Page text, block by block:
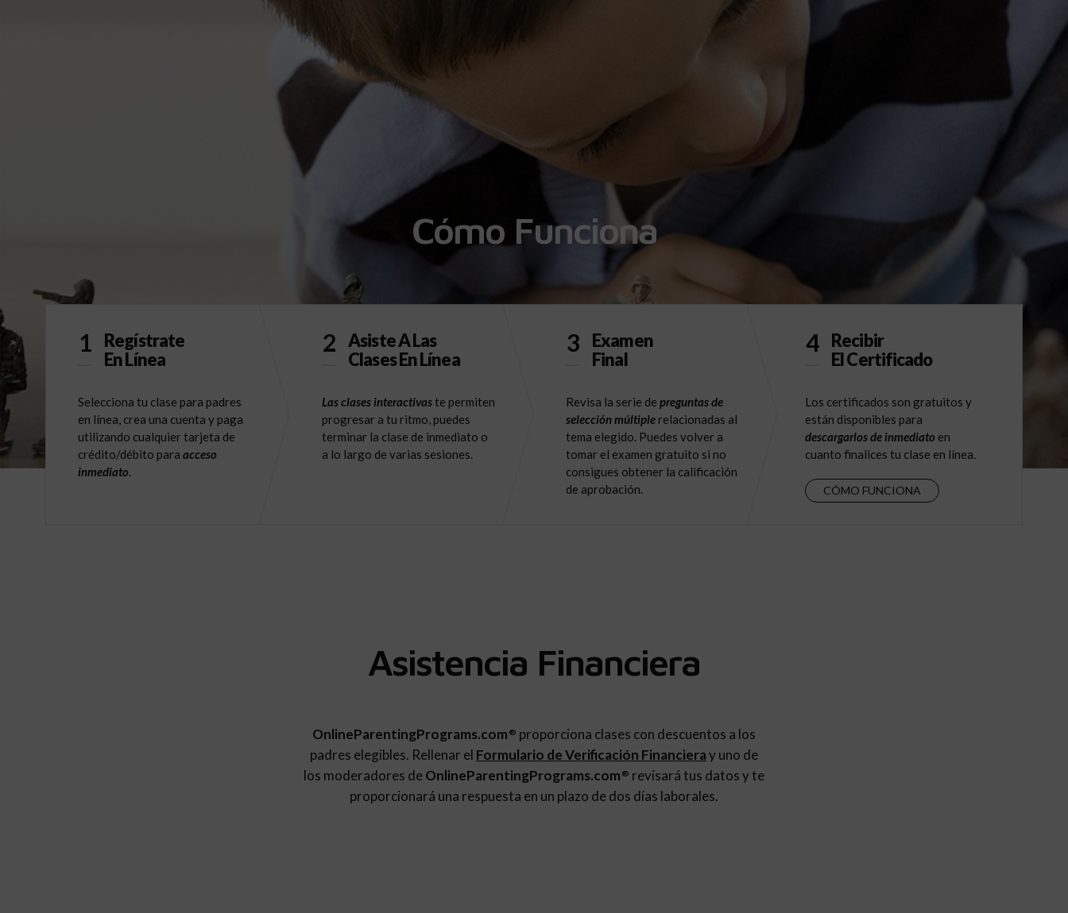
Cómo Funciona
1
Regístrate
En Línea
Selecciona tu clase para padres
en línea, crea una cuenta y paga
utilizando cualquier tarjeta de
crédito/débito para acceso
inmediato.
2 Asiste A Las
Clases En Línea
Las clases interactivaste permiten
progresar a tu ritmo, puedes
terminar la clase de inmediato o
a lo largo de varias sesiones.
3
Examen
Final
Revisa la serie de preguntas de
selección múltiple relacionadas al
tema elegido. Puedes volver a
tomar el examen gratuito si no
consigues obtener la calificación
de aprobación.
4
Recibir
El Certificado
Los certificados son gratuitos y
están disponibles para
descargarlos de inmediato en
cuanto finalices tu clase en línea.
CÓMO FUNCIONA
Asistencia Financiera
OnlineParentingPrograms.com ® proporciona clases con descuentos a los
padres elegibles. Rellenar el Formulario de Verificación Financieray uno de
los moderadores deOnlineParentingPrograms.com ® revisará tus datos y te
proporcionará una respuesta en un plazo de dos días laborales.